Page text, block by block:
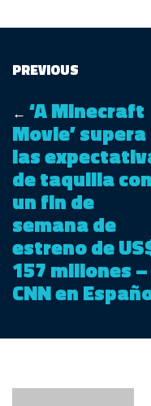
PREVIOUS
← ‘A Minecraft
Movie’ supera
las
de taquilla con
un fin de
semana de
estreno de
157 millones –
CNN en